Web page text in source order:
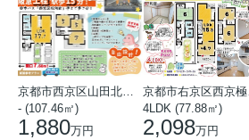
- (107.46㎡)
1,880万円
4LDK (77.88㎡)
2,098万円